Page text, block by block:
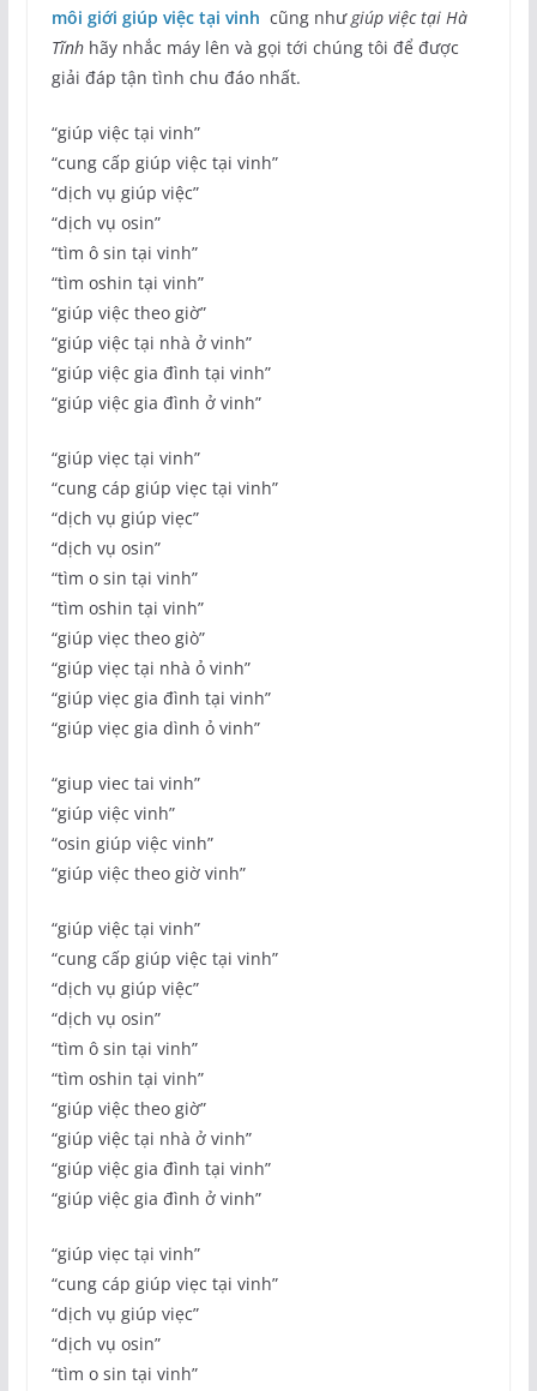
môi giới giúp việc tại vinh cũng nhưgiúp việc tại Hà
Tĩnhhãy nhắc máy lên và gọi tới chúng tôi để được
giải đáp tận tình chu đáo nhất.
“giúp việc tại vinh”
“cung cấp giúp việc tại vinh”
“dịch vụ giúp việc”
“dịch vụ osin”
“tìm ô sin tại vinh”
“tìm oshin tại vinh”
“giúp việc theo giờ”
“giúp việc tại nhà ở vinh”
“giúp việc gia đình tại vinh”
“giúp việc gia đình ở vinh”
“giúp viẹc tại vinh”
“cung cáp giúp viẹc tại vinh”
“dịch vụ giúp viẹc”
“dịch vụ osin”
“tìm o sin tại vinh”
“tìm oshin tại vinh”
“giúp viẹc theo giò”
“giúp viẹc tại nhà ỏ vinh”
“giúp viẹc gia đình tại vinh”
“giúp viẹc gia dình ỏ vinh”
“giup viec tai vinh”
“giúp việc vinh”
“osin giúp việc vinh”
“giúp việc theo giờ vinh”
“giúp việc tại vinh”
“cung cấp giúp việc tại vinh”
“dịch vụ giúp việc”
“dịch vụ osin”
“tìm ô sin tại vinh”
“tìm oshin tại vinh”
“giúp việc theo giờ”
“giúp việc tại nhà ở vinh”
“giúp việc gia đình tại vinh”
“giúp việc gia đình ở vinh”
“giúp viẹc tại vinh”
“cung cáp giúp viẹc tại vinh”
“dịch vụ giúp viẹc”
“dịch vụ osin”
“tìm o sin tại vinh”